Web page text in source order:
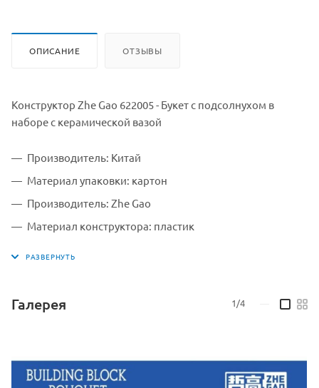
ОПИСАНИЕ ОТЗЫВЫ
Конструктор Zhe Gao 622005 - Букет с подсолнухом в
наборе с керамической вазой
Производитель: Китай
Материал упаковки: картон
Производитель: Zhe Gao
Материал конструктора: пластик
Размер упаковки: 27*11,5*11,5 см
Галерея 1/4